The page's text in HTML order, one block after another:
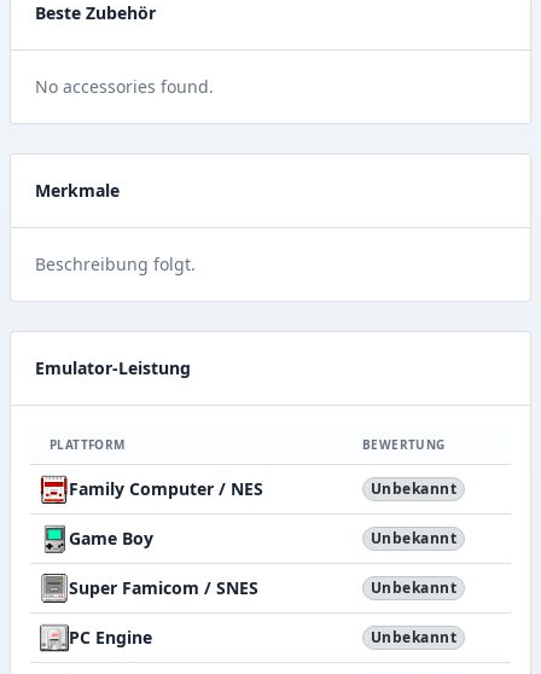
Beste Zubehör
No accessories found.
Merkmale
Beschreibung folgt.
Emulator-Leistung
PLATTFORM BEWERTUNG
Family Computer / NES Unbekannt
Game Boy Unbekannt
Super Famicom / SNES Unbekannt
PC Engine Unbekannt